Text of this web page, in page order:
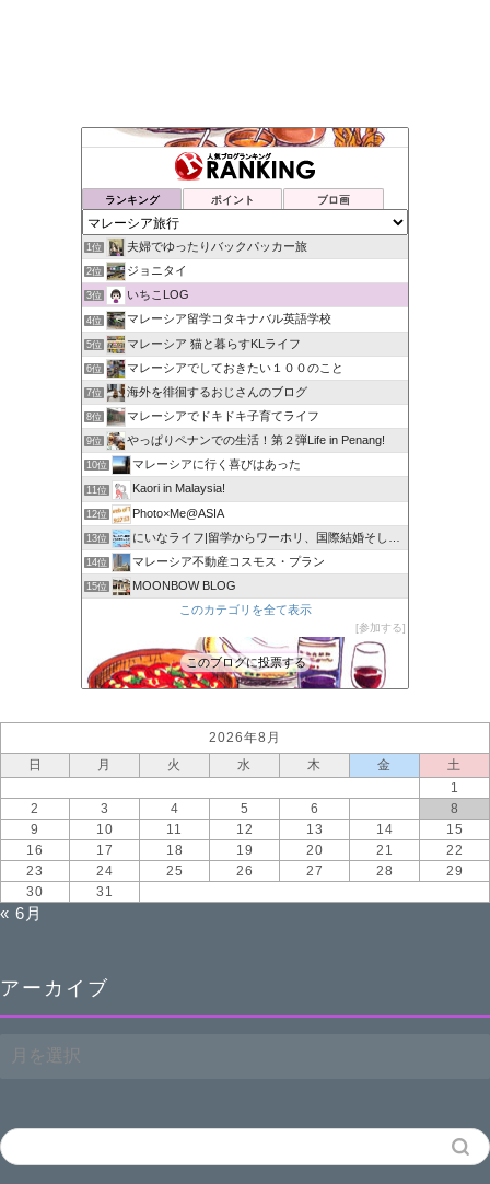
ランキング ポイント ブロ画
1位 夫婦でゆったりバックパッカー旅
2位 ジョニタイ
3位 いちこLOG
4位 マレーシア留学コタキナバル英語学校
5位 マレーシア 猫と暮らすKLライフ
6位 マレーシアでしておきたい１００のこと
7位 海外を徘徊するおじさんのブログ
8位 マレーシアでドキドキ子育てライフ
9位 やっぱりペナンでの生活！第２弾Life in Penang!
10位 マレーシアに行く喜びはあった
11位 Kaori in Malaysia!
12位 Photo×Me@ASIA
13位 にいなライフ|留学からワーホリ、国際結婚そしてマレーシア生活
14位 マレーシア不動産コスモス・プラン
15位
MOONBOW BLOG
このカテゴリを全て表示
参加する
このブログに投票する
2026年8月
日
月 火 水 木 金
土
1
2
3 4 5 6
8
9
10 11 12 13 14
15
16
17 18 19 20 21
22
23
24 25 26 27 28
29
30
31
« 6月
アーカイブ
ー
ブ